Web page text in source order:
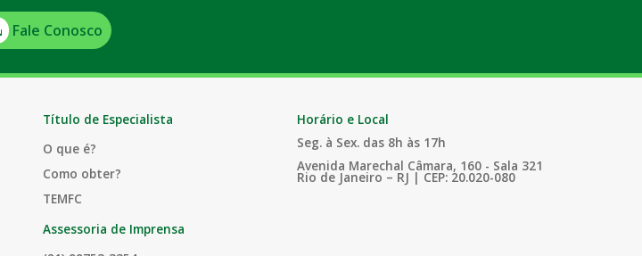
Fale Conosco
Título de Especialista
O que é?
Como obter?
TEMFC
Assessoria de Imprensa
Horário e Local
Seg. à Sex. das 8h às 17h
Avenida Marechal Câmara, 160 - Sala 321
Rio de Janeiro – RJ | CEP: 20.020-080